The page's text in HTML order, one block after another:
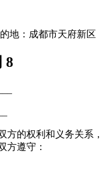
地：成都市天府新区
8
方的权利和义务关系，
方遵守：